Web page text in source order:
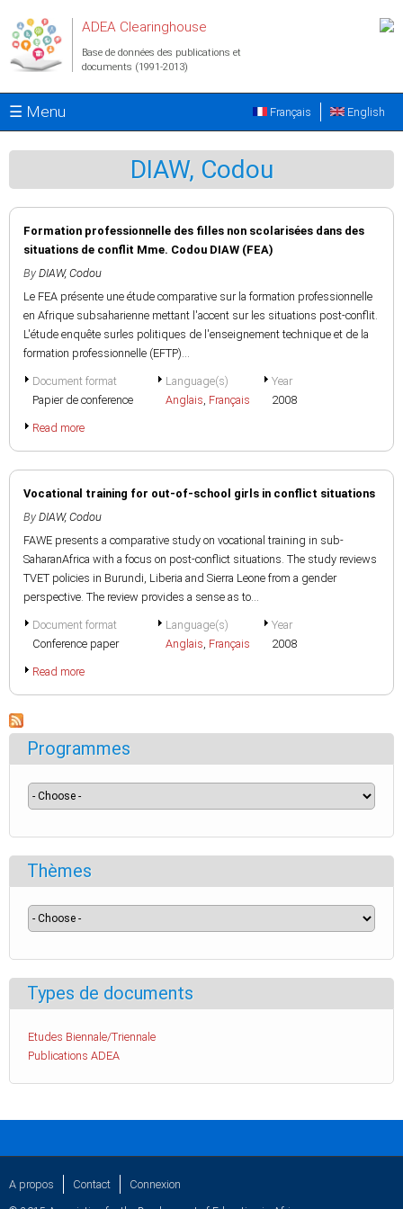
ADEA Clearinghouse
Base de données des publications et
documents (1991-2013)
☰ Menu English
Français
DIAW, Codou
Formation professionnelle des filles non scolarisées dans des
situations de conflit Mme. Codou DIAW (FEA)
By DIAW, Codou
Le FEA présente une étude comparative sur la formation professionnelle
en Afrique subsaharienne mettant l'accent sur les situations post-conflit.
L'étude enquête surles politiques de l'enseignement technique et de la
formation professionnelle (EFTP)...
Document format
Papier de conference
Language(s)
Anglais, Français
Year
2008
Read more
Vocational training for out-of-school girls in conflict situations
By DIAW, Codou
FAWE presents a comparative study on vocational training in sub-
SaharanAfrica with a focus on post-conflict situations. The study reviews
TVET policies in Burundi, Liberia and Sierra Leone from a gender
perspective. The review provides a sense as to...
Document format
Conference paper
Language(s)
Anglais, Français
Year
2008
Read more
Programmes
Thèmes
Types de documents
Etudes Biennale/Triennale
Publications ADEA
A propos Contact Connexion